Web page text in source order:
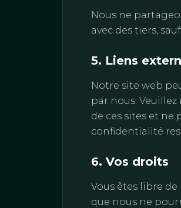
Nous ne
avec des tiers,
5. Liens
Notre site web
par nous.
de ces sites et
confidentialité
6. Vos droits
Vous êtes libre
que nous ne